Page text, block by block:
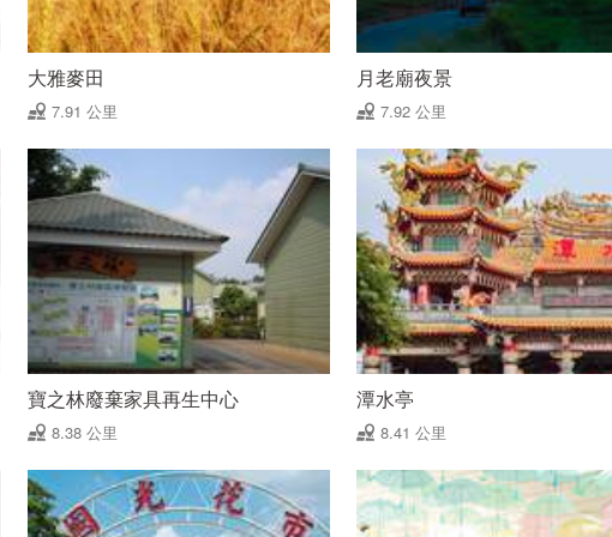
大雅麥田
7.91 公里
月老廟夜景
7.92 公里
寶之林廢棄家具再生中心
8.38 公里
潭水亭
8.41 公里